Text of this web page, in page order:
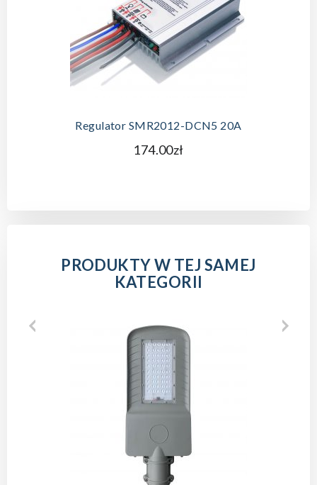
Regulator SMR2012-DCN5 20A
174.00zł
PRODUKTY W TEJ SAMEJ
KATEGORII